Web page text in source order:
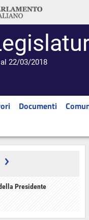
22/03/2018
Documenti
Presidente